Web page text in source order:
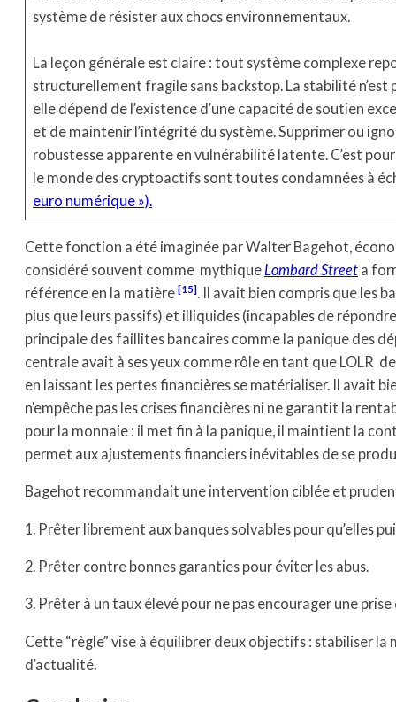
système de résister aux chocs environnementaux.
La leçon générale est claire : tout système complexe
structurellement fragile sans backstop. La stabilité
elle dépend de l’existence d’une capacité de soutien
et de maintenir l’intégrité du système. Supprimer ou
robustesse apparente en vulnérabilité latente. C’est
le monde des cryptoactifs sont toutes condamnées à
euro numérique »).
Cette fonction a été imaginée par Walter Bagehot,
considéré souvent comme mythique Lombard Street a
référence en la matière
15 . Il avait bien compris que les
plus que leurs passifs) et illiquides (incapables de
principale des faillites bancaires comme la panique des
centrale avait à ses yeux comme rôle en tant que LOLR
en laissant les pertes financières se matérialiser. Il avait
n’empêche pas les crises financières ni ne garantit la
pour la monnaie : il met fin à la panique, il maintient la
permet aux ajustements financiers inévitables de se
Bagehot recommandait une intervention ciblée et
1. Prêter librement aux banques solvables pour qu’elles
2. Prêter contre bonnes garanties pour éviter les abus.
3. Prêter à un taux élevé pour ne pas encourager une prise
Cette “règle” vise à équilibrer deux objectifs : stabiliser
d’actualité.